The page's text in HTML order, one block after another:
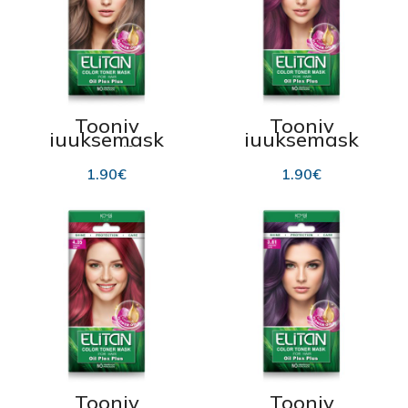
Tooniv
juuksemask
“ELITAN № 6.07”
– Pruun
(Helepruun) 30ml
1.90€
Tooniv
juuksemask
“ELITAN nr 5.62”
– Must sõstar 30
ml
1.90€
Tooniv Tooniv